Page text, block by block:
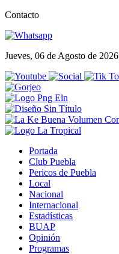
Contacto
Jueves, 06 de Agosto de 2026
Portada
Club Puebla
Pericos de Puebla
Local
Nacional
Internacional
Estadísticas
BUAP
Opinión
Programas